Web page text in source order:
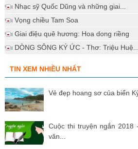
Nhạc sỹ Quốc Dũng và những giai...
Vọng chiều Tam Soa
Giai điệu quê hương: Hoa dong riềng
DÒNG SÔNG KÝ ỨC - Thơ: Triệu Huệ...
TIN XEM NHIỀU NHẤT
Vẻ đẹp hoang sơ của biển
Cuộc thi truyện ngắn 2018
văn...